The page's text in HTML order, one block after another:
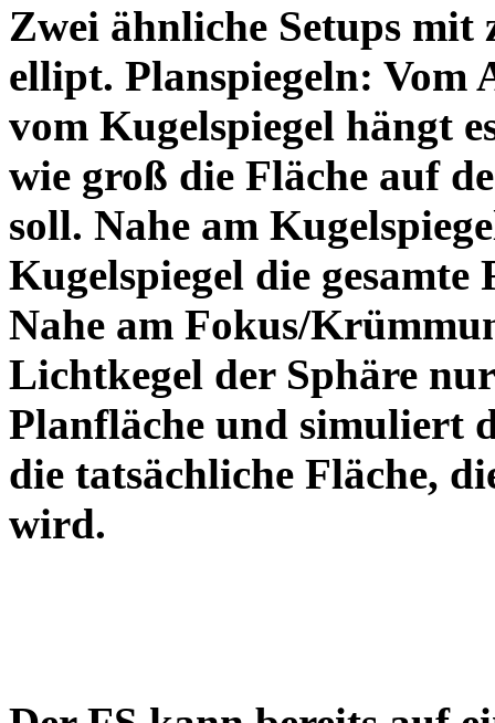
Zwei ähnliche Setups mit
ellipt. Planspiegeln: Vom
vom Kugelspiegel hängt
wie groß die Fläche auf
soll. Nahe am
Kugelspiegel die gesamte
Nahe am Fokus/
Lichtkegel der Sphäre
Planfläche und simuliert
die tatsächliche Fläche,
wird.